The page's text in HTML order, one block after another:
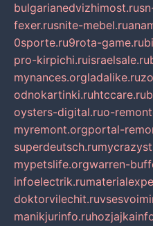
bulgarianedvizhimost.ru
fexer.rusnite-mebel.ru
0sporte.ru9rota-game.ru
pro-kirpichi.ruisraelsale.ru
mynances.orgladalike.ru
odnokartinki.ruhtccare.ru
oysters-digital.ruo-
myremont.orgportal-
superdeutsch.ru
mypetslife.orgwarren-
infoelectrik.ru
doktorvilechit.ru
manikjurinfo.ru